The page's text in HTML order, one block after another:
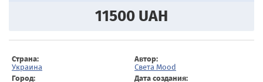
11500 UAH
Страна:
Украина
Автор:
Света Mood
Город:
Дата создания: